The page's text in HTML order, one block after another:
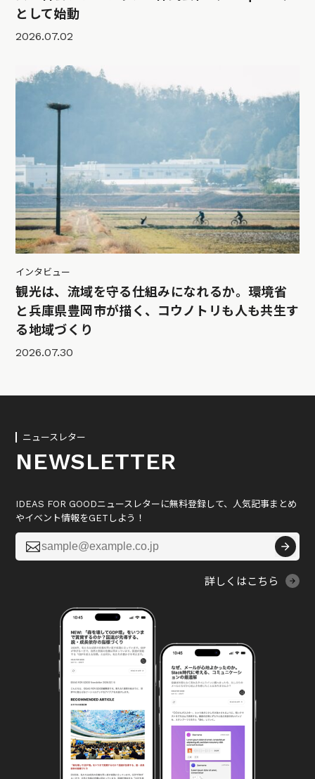
として始動
2026.07.02
インタビュー
観光は、流域を守る仕組みになれるか。環境省
と兵庫県豊岡市が描く、コウノトリも人も共生す
る地域づくり
2026.07.30
ニュースレター
NEWSLETTER
IDEAS FOR GOODニュースレターに無料登録して、人気記事まとめ
やイベント情報をGETしよう！

詳しくはこちら